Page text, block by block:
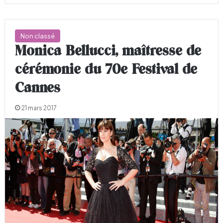
Non classé
Monica Bellucci, maîtresse de
cérémonie du 70e Festival de
Cannes
21 mars 2017